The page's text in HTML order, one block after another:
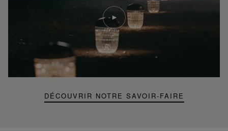
DÉCOUVRIR NOTRE SAVOIR-FAIRE
Lire
la
video
Youtube
video,
Folia
mini
lamp